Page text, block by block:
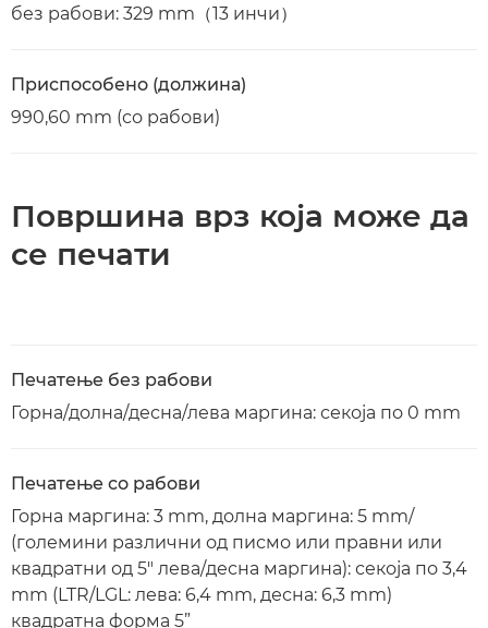
без рабови: 329 mm（13 инчи）
Приспособено (должина)
990,60 mm (со рабови)
Површина врз која може да
се печати
Печатење без рабови
Горна/долна/десна/лева маргина: секоја по 0 mm
Печатење со рабови
Горна маргина: 3 mm, долна маргина: 5 mm/
(големини различни од писмо или правни или
квадратни од 5" лева/десна маргина): секоја по 3,4
mm (LTR/LGL: лева: 6,4 mm, десна: 6,3 mm)
квадратна форма 5”